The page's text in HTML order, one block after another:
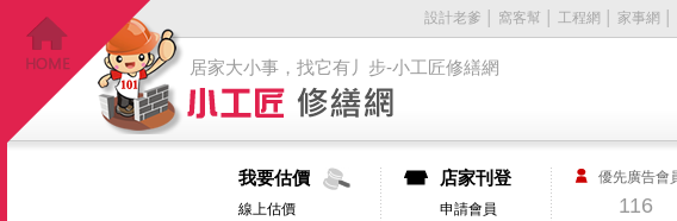
居家大小事，找它有丿步-小工匠修繕網
設計老爹 窩客幫 工程網 家事網
我要估價
線上估價
店家刊登
申請會員
優先廣告會
116